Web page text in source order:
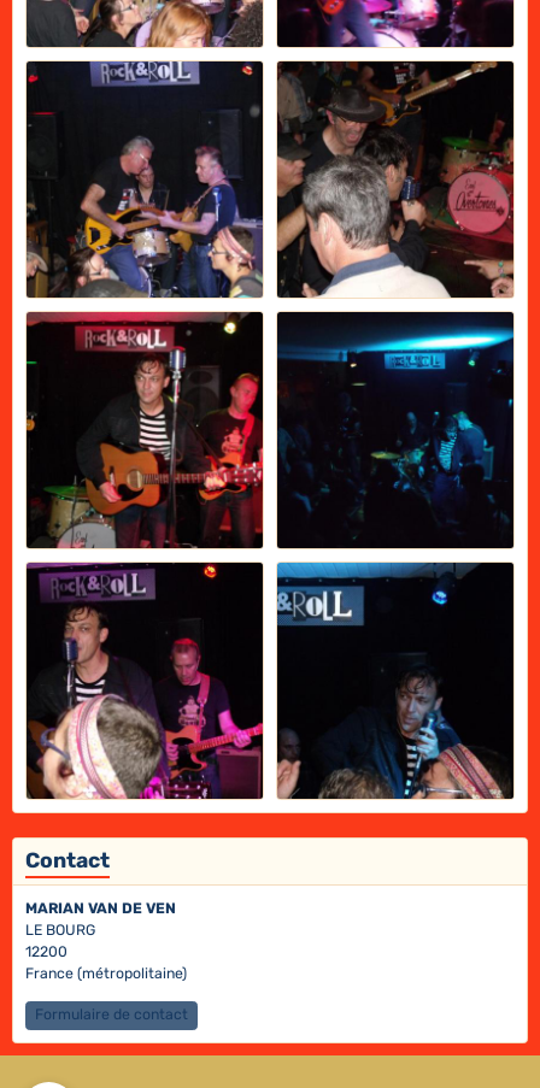
Contact
MARIAN VAN DE VEN
LE BOURG
12200
France (métropolitaine)
Formulaire de contact